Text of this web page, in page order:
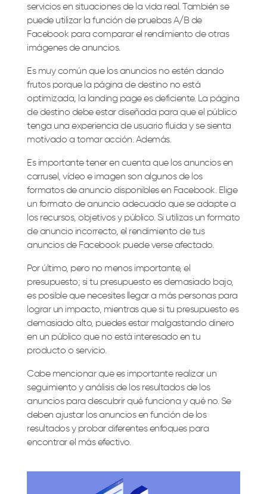
servicios en situaciones de la vida real. También se
puede utilizar la función de pruebas A/B de
Facebook para comparar el rendimiento de otras
imágenes de anuncios.
Es muy común que los anuncios no estén dando
frutos porque la página de destino no está
optimizada, la landing page es deficiente. La página
de destino debe estar diseñada para que el público
tenga una experiencia de usuario fluida y se sienta
motivado a tomar acción. Además.
Es importante tener en cuenta que los anuncios en
carrusel, vídeo e imagen son algunos de los
formatos de anuncio disponibles en Facebook. Elige
un formato de anuncio adecuado que se adapte a
los recursos, objetivos y público. Si utilizas un formato
de anuncio incorrecto, el rendimiento de tus
anuncios de Facebook puede verse afectado.
Por último, pero no menos importante, el
presupuesto; si tu presupuesto es demasiado bajo,
es posible que necesites llegar a más personas para
lograr un impacto, mientras que si tu presupuesto es
demasiado alto, puedes estar malgastando dinero
en un público que no está interesado en tu
producto o servicio.
Cabe mencionar que es importante realizar un
seguimiento y análisis de los resultados de los
anuncios para descubrir qué funciona y qué no. Se
deben ajustar los anuncios en función de los
resultados y probar diferentes enfoques para
encontrar el más efectivo.